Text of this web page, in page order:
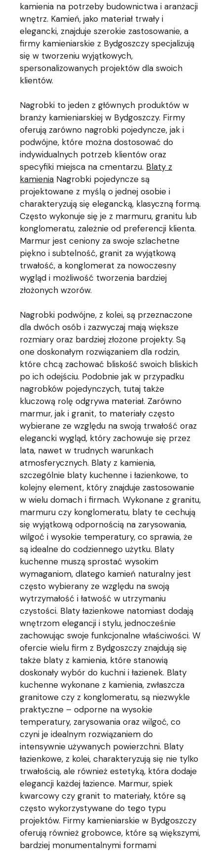
kamienia na potrzeby budownictwa i aranżacji
wnętrz. Kamień, jako materiał trwały i
elegancki, znajduje szerokie zastosowanie, a
firmy kamieniarskie z Bydgoszczy specjalizują
się w tworzeniu wyjątkowych,
spersonalizowanych projektów dla swoich
klientów.
Nagrobki to jeden z głównych produktów w
branży kamieniarskiej w Bydgoszczy. Firmy
oferują zarówno nagrobki pojedyncze, jak i
podwójne, które można dostosować do
indywidualnych potrzeb klientów oraz
specyfiki miejsca na cmentarzu. Blaty z
kamienia Nagrobki pojedyncze są
projektowane z myślą o jednej osobie i
charakteryzują się elegancką, klasyczną formą.
Często wykonuje się je z marmuru, granitu lub
konglomeratu, zależnie od preferencji klienta.
Marmur jest ceniony za swoje szlachetne
piękno i subtelność, granit za wyjątkową
trwałość, a konglomerat za nowoczesny
wygląd i możliwość tworzenia bardziej
złożonych wzorów.
Nagrobki podwójne, z kolei, są przeznaczone
dla dwóch osób i zazwyczaj mają większe
rozmiary oraz bardziej złożone projekty. Są
one doskonałym rozwiązaniem dla rodzin,
które chcą zachować bliskość swoich bliskich
po ich odejściu. Podobnie jak w przypadku
nagrobków pojedynczych, tutaj także
kluczową rolę odgrywa materiał. Zarówno
marmur, jak i granit, to materiały często
wybierane ze względu na swoją trwałość oraz
elegancki wygląd, który zachowuje się przez
lata, nawet w trudnych warunkach
atmosferycznych. Blaty z kamienia,
szczególnie blaty kuchenne i łazienkowe, to
kolejny element, który znajduje zastosowanie
w wielu domach i firmach. Wykonane z granitu,
marmuru czy konglomeratu, blaty te cechują
się wyjątkową odpornością na zarysowania,
wilgoć i wysokie temperatury, co sprawia, że
są idealne do codziennego użytku. Blaty
kuchenne muszą sprostać wysokim
wymaganiom, dlatego kamień naturalny jest
często wybierany ze względu na swoją
wytrzymałość i łatwość w utrzymaniu
czystości. Blaty łazienkowe natomiast dodają
wnętrzom elegancji i stylu, jednocześnie
zachowując swoje funkcjonalne właściwości. W
ofercie wielu firm z Bydgoszczy znajdują się
także blaty z kamienia, które stanowią
doskonały wybór do kuchni i łazienek. Blaty
kuchenne wykonane z kamienia, zwłaszcza
granitowe czy z konglomeratu, są niezwykle
praktyczne – odporne na wysokie
temperatury, zarysowania oraz wilgoć, co
czyni je idealnym rozwiązaniem do
intensywnie używanych powierzchni. Blaty
łazienkowe, z kolei, charakteryzują się nie tylko
trwałością, ale również estetyką, która dodaje
elegancji każdej łazience. Marmur, spiek
kwarcowy czy granit to materiały, które są
często wykorzystywane do tego typu
projektów. Firmy kamieniarskie w Bydgoszczy
oferują również grobowce, które są większymi,
bardziej monumentalnymi formami